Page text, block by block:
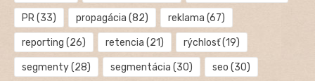
PR(33) propagácia (82) reklama (67)
reporting (26) retencia (21) rýchlosť(19)
segmenty(28) segmentácia (30) seo (30)